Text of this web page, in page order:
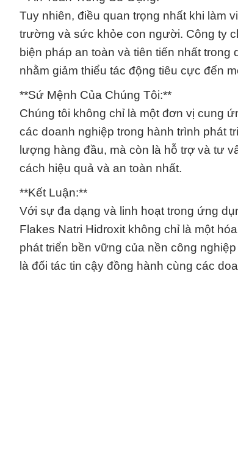
Tuy nhiên, điều quan trọng nhất khi làm
trường và sức khỏe con người. Công ty
biện pháp an toàn và tiên tiến nhất trong
nhằm giảm thiểu tác động tiêu cực đến
**Sứ Mệnh Của Chúng Tôi:**
Chúng tôi không chỉ là một đơn vị cung
các doanh nghiệp trong hành trình phát
lượng hàng đầu, mà còn là hỗ trợ và tư
cách hiệu quả và an toàn nhất.
**Kết Luận:**
Với sự đa dạng và linh hoạt trong ứng
Flakes Natri Hidroxit không chỉ là một
phát triển bền vững của nền công
là đối tác tin cậy đồng hành cùng các